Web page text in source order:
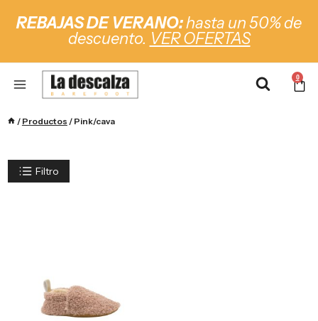
REBAJAS DE VERANO:hasta un 50% de
descuento. VER OFERTAS
0
/ Productos / Pink/cava
Filtro